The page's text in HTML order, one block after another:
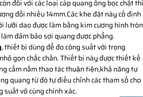
đối với các loại cáp quang ống bọc chặt thì
đối nhiều 14mm.Các khe đặt này cố định
lưỡi dao được làm bằng kim cương hình tròn
đảm bảo sợi quang được phẳng.
, thiết bị dùng để đo công suất với trọng
gọn chắc chắn. Thiết bị này được thiết kế
cầm nắm thao tác thuận tiện,khả năng tự
quang từ đó tự điều chỉnh các tham số cho
suất vô cùng chính xác.